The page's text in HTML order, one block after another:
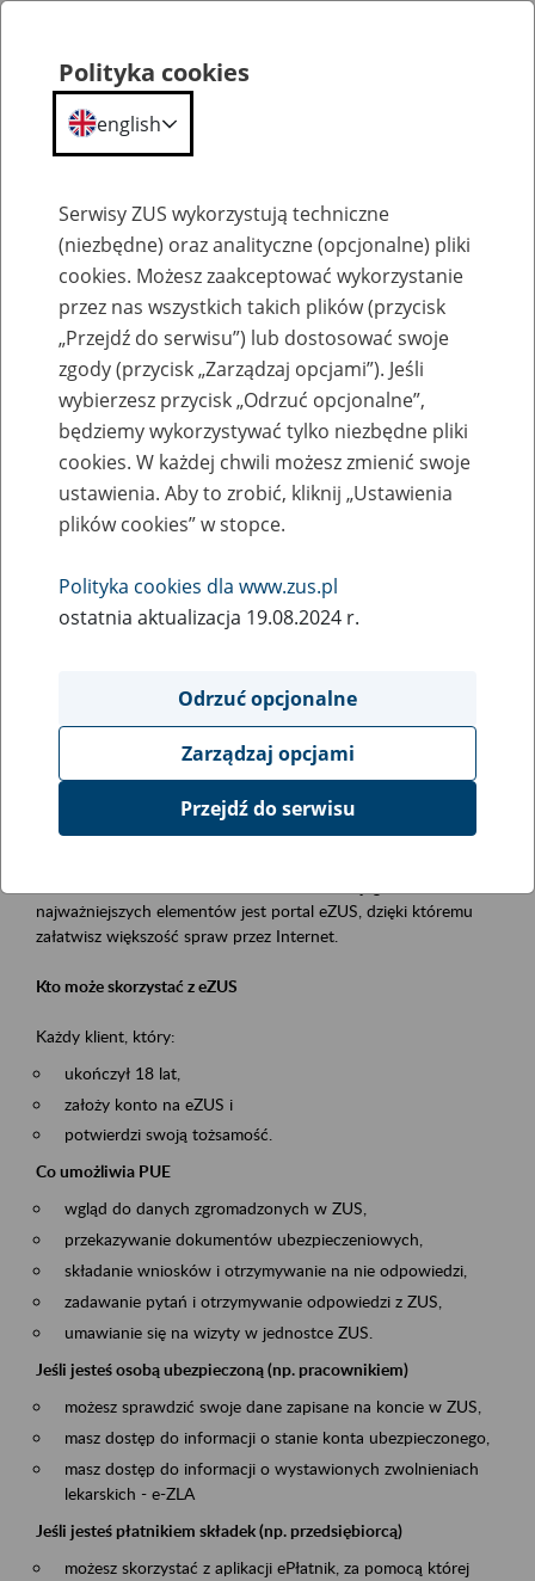
Szkolenia
Zaproś ZUS do siebie - zakładanie profili
eZUS w siedzibie Twojej firmy
Rodzaj wydarzenia
Szkolenia
obsługa klientów
Event description
Platforma Usług Elektronicznych ZUS eZUS
najważniejszych elementów jest portal eZUS, dzięki któremu
załatwisz większość spraw przez Internet.
Kto może skorzystać z eZUS
Każdy klient, który:
ukończył 18 lat,
założy konto na eZUS i
potwierdzi swoją tożsamość.
Co umożliwia PUE
wgląd do danych zgromadzonych w ZUS,
przekazywanie dokumentów ubezpieczeniowych,
składanie wniosków i otrzymywanie na nie odpowiedzi,
zadawanie pytań i otrzymywanie odpowiedzi z ZUS,
umawianie się na wizyty w jednostce ZUS.
Jeśli jesteś osobą ubezpieczoną (np. pracownikiem)
możesz sprawdzić swoje dane zapisane na koncie w ZUS,
masz dostęp do informacji o stanie konta ubezpieczonego,
masz dostęp do informacji o wystawionych zwolnieniach
lekarskich - e-ZLA
Jeśli jesteś płatnikiem składek (np. przedsiębiorcą)
możesz skorzystać z aplikacji ePłatnik, za pomocą której
Polityka cookies
english
Serwisy ZUS wykorzystują techniczne
(niezbędne) oraz analityczne (opcjonalne) pliki
cookies. Możesz zaakceptować wykorzystanie
przez nas wszystkich takich plików (przycisk
„Przejdź do serwisu”) lub dostosować swoje
zgody (przycisk „Zarządzaj opcjami”). Jeśli
wybierzesz przycisk „Odrzuć opcjonalne”,
będziemy wykorzystywać tylko niezbędne pliki
cookies. W każdej chwili możesz zmienić swoje
ustawienia. Aby to zrobić, kliknij „Ustawienia
plików cookies” w stopce.
Polityka cookies dla www.zus.pl
ostatnia aktualizacja 19.08.2024 r.
Odrzuć opcjonalne
Zarządzaj opcjami
Przejdź do serwisu